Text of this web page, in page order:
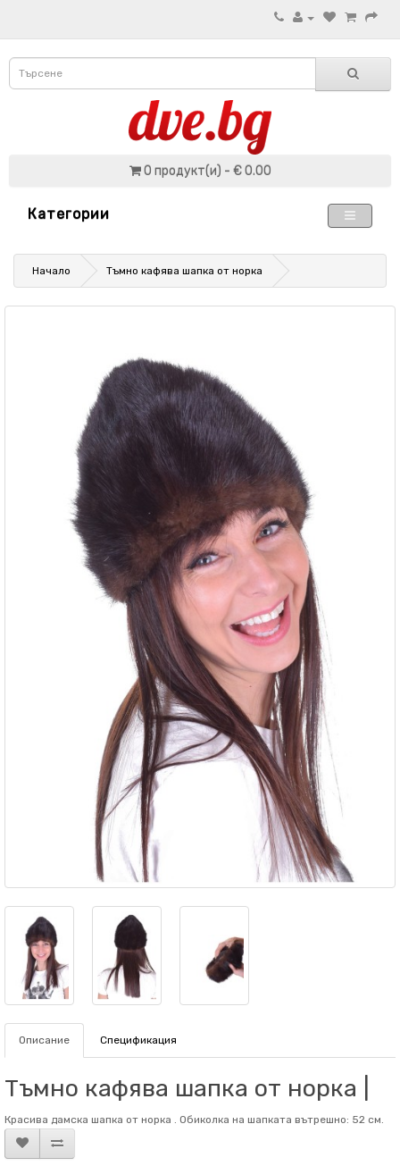
0 продукт(и) - € 0.00
Категории
Начало Тъмно кафява шапка от норка
Описание Спецификация
Тъмно кафява шапка от норка |
Красива дамска шапка от норка . Обиколка на шапката вътрешно: 52 см.